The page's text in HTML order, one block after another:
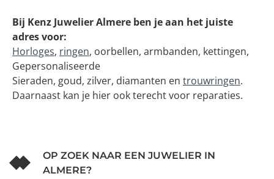
Bij Kenz Juwelier Almere ben je aan het juiste
adres voor:
Horloges, ringen, oorbellen, armbanden, kettingen,
Gepersonaliseerde
Sieraden, goud, zilver, diamanten en trouwringen.
Daarnaast kan je hier ook terecht voor reparaties.
OP ZOEK NAAR EEN JUWELIER IN
ALMERE?